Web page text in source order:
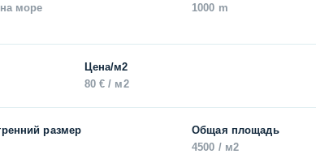
море
1000 m
Цена/м2
80 € / м2
размер
Общая площадь
4500 / м2